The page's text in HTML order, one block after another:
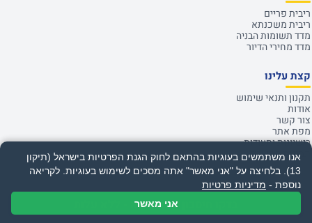
ריבית פריים
ריבית משכנתא
מדד תשומות הבניה
מדד מחירי הדיור
קצת עלינו
תקנון ותנאי שימוש
אודות
צור קשר
מפת אתר
רישיונות ותעודות
תמונות המשרד
אי עמידה בפירעון ההלוואה או בהחזר האשראי עלול לגרור חיוב בריבית פיגורים והליכי
הוצאה לפועל.
בדקו חיסכון במשכנתא - ללא עלות
אנו משתמשים בעוגיות בהתאם לחוק הגנת הפרטיות בישראל (תיקון
13). בלחיצה על "אני מאשר" אתה מסכים לשימוש בעוגיות.
לקריאה
נוספת - מדיניות פרטיות
אני מאשר